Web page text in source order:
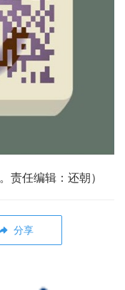
。责任编辑：还朝）
分享